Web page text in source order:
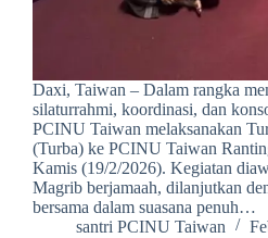
Daxi, Taiwan – Dalam rangka
silaturrahmi, koordinasi, dan
PCINU Taiwan melaksanakan
(Turba) ke PCINU Taiwan
Kamis (19/2/2026). Kegiatan
Magrib berjamaah, dilanjutkan
bersama dalam suasana penuh…
santri PCINU Taiwan